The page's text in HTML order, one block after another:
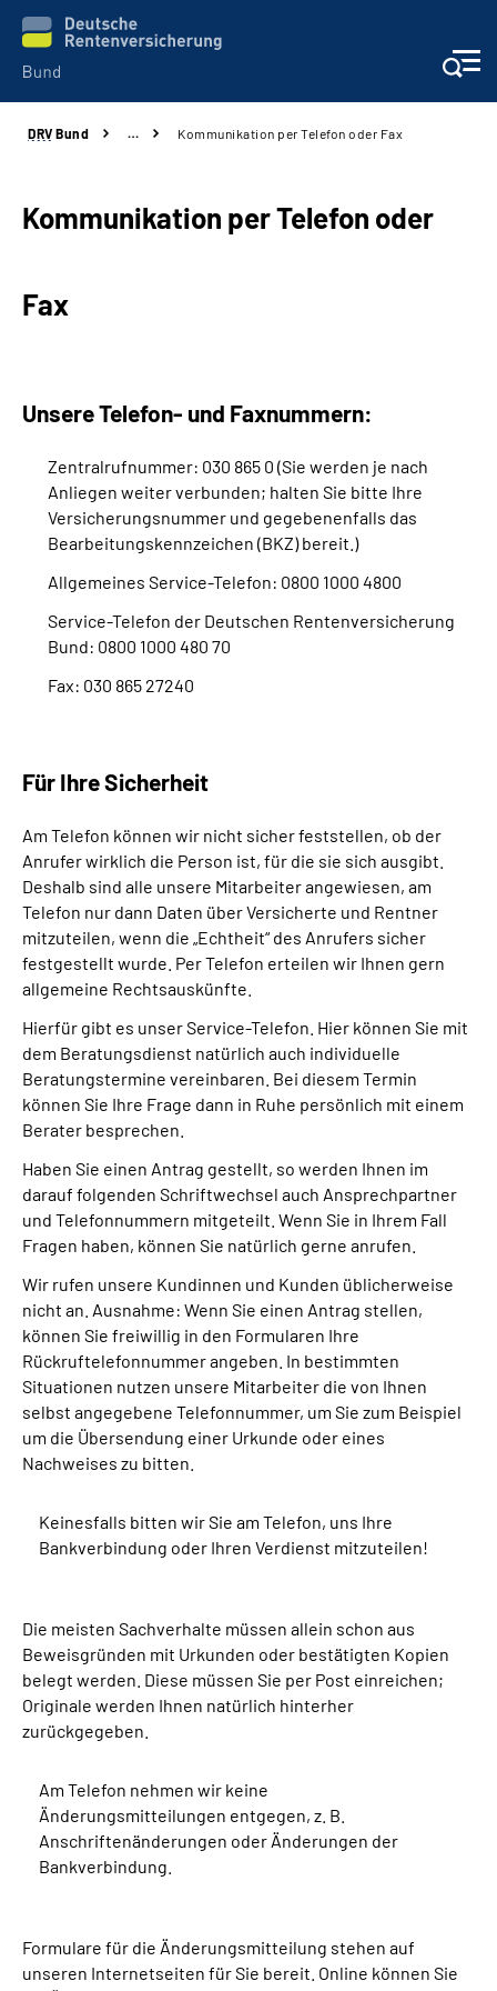
Beratung & Kontakt
Reha-Zentren
Inhalte in Gebärdensprache (DGS)
Leichte Sprache
Suche
DRV Bund … Kommunikation per Telefon oder Fax
Kommunikation per Telefon oder
Fax
Unsere Telefon- und Faxnummern:
Zentralrufnummer: 030 865 0 (Sie werden je nach
Anliegen weiter verbunden; halten Sie bitte Ihre
Versicherungsnummer und gegebenenfalls das
Bearbeitungskennzeichen (BKZ) bereit.)
Allgemeines Service-Telefon: 0800 1000 4800
Service-Telefon der Deutschen Rentenversicherung
Bund: 0800 1000 480 70
Fax: 030 865 27240
Für Ihre Sicherheit
Am Telefon können wir nicht sicher feststellen, ob der
Anrufer wirklich die Person ist, für die sie sich ausgibt.
Deshalb sind alle unsere Mitarbeiter angewiesen, am
Telefon nur dann Daten über Versicherte und Rentner
mitzuteilen, wenn die „Echtheit“ des Anrufers sicher
festgestellt wurde. Per Telefon erteilen wir Ihnen gern
allgemeine Rechtsauskünfte.
Hierfür gibt es unser Service-Telefon. Hier können Sie mit
dem Beratungsdienst natürlich auch individuelle
Beratungstermine vereinbaren. Bei diesem Termin
können Sie Ihre Frage dann in Ruhe persönlich mit einem
Berater besprechen.
Haben Sie einen Antrag gestellt, so werden Ihnen im
darauf folgenden Schriftwechsel auch Ansprechpartner
und Telefonnummern mitgeteilt. Wenn Sie in Ihrem Fall
Fragen haben, können Sie natürlich gerne anrufen.
Wir rufen unsere Kundinnen und Kunden üblicherweise
nicht an. Ausnahme: Wenn Sie einen Antrag stellen,
können Sie freiwillig in den Formularen Ihre
Rückruftelefonnummer angeben. In bestimmten
Situationen nutzen unsere Mitarbeiter die von Ihnen
selbst angegebene Telefonnummer, um Sie zum Beispiel
um die Übersendung einer Urkunde oder eines
Nachweises zu bitten.
Keinesfalls bitten wir Sie am Telefon, uns Ihre
Bankverbindung oder Ihren Verdienst mitzuteilen!
Die meisten Sachverhalte müssen allein schon aus
Beweisgründen mit Urkunden oder bestätigten Kopien
belegt werden. Diese müssen Sie per Post einreichen;
Originale werden Ihnen natürlich hinterher
zurückgegeben.
Am Telefon nehmen wir keine
Änderungsmitteilungen entgegen, z. B.
Anschriftenänderungen oder Änderungen der
Bankverbindung.
Formulare für die Änderungsmitteilung stehen auf
unseren Internetseiten für Sie bereit. Online können Sie